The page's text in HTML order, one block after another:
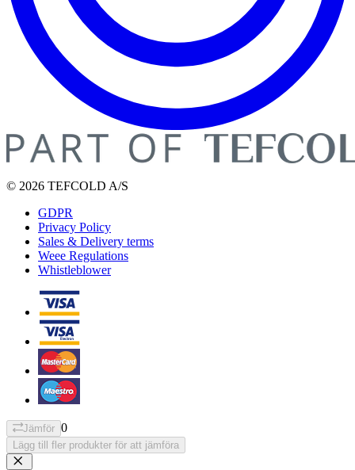
© 2026 TEFCOLD A/S
GDPR
Privacy Policy
Sales & Delivery terms
Weee Regulations
Whistleblower
Jämför 0
Lägg till fler produkter för att jämföra